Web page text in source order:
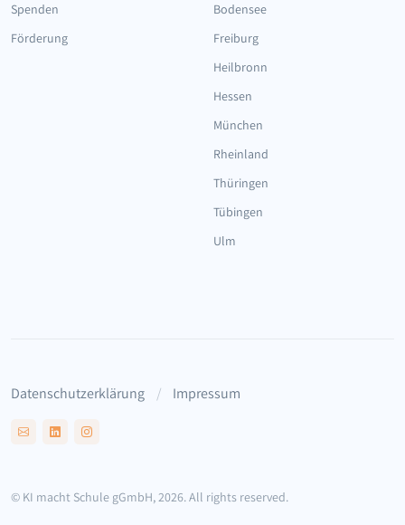
Spenden
Förderung
Bodensee
Freiburg
Heilbronn
Hessen
München
Rheinland
Thüringen
Tübingen
Ulm
Datenschutzerklärung Impressum
© KI macht Schule gGmbH, 2026. All rights reserved.